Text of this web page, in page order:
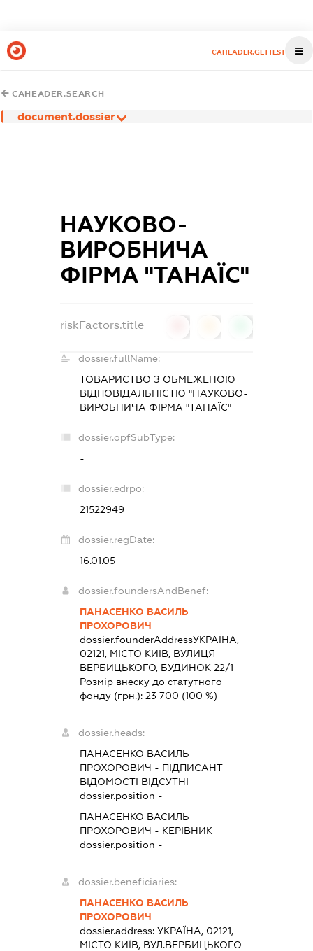
CAHEADER.GETTEST
CAHEADER.SEARCH
document.dossier
НАУКОВО-
ВИРОБНИЧА
ФІРМА "ТАНАЇС"
riskFactors.title
dossier.fullName:
ТОВАРИСТВО З ОБМЕЖЕНОЮ
ВІДПОВІДАЛЬНІСТЮ "НАУКОВО-
ВИРОБНИЧА ФІРМА "ТАНАЇС"
dossier.opfSubType:
-
dossier.edrpo:
21522949
dossier.regDate:
16.01.05
dossier.foundersAndBenef:
ПАНАСЕНКО ВАСИЛЬ
ПРОХОРОВИЧ
dossier.founderAddressУКРАЇНА,
02121, МІСТО КИЇВ, ВУЛИЦЯ
ВЕРБИЦЬКОГО, БУДИНОК 22/1
Розмір внеску до статутного
фонду (грн.): 23 700 (100 %)
dossier.heads:
ПАНАСЕНКО ВАСИЛЬ
ПРОХОРОВИЧ - ПІДПИСАНТ
ВІДОМОСТІ ВІДСУТНІ
dossier.position -
ПАНАСЕНКО ВАСИЛЬ
ПРОХОРОВИЧ - КЕРІВНИК
dossier.position -
dossier.beneficiaries:
ПАНАСЕНКО ВАСИЛЬ
ПРОХОРОВИЧ
dossier.address: УКРАЇНА, 02121,
МІСТО КИЇВ, ВУЛ.ВЕРБИЦЬКОГО